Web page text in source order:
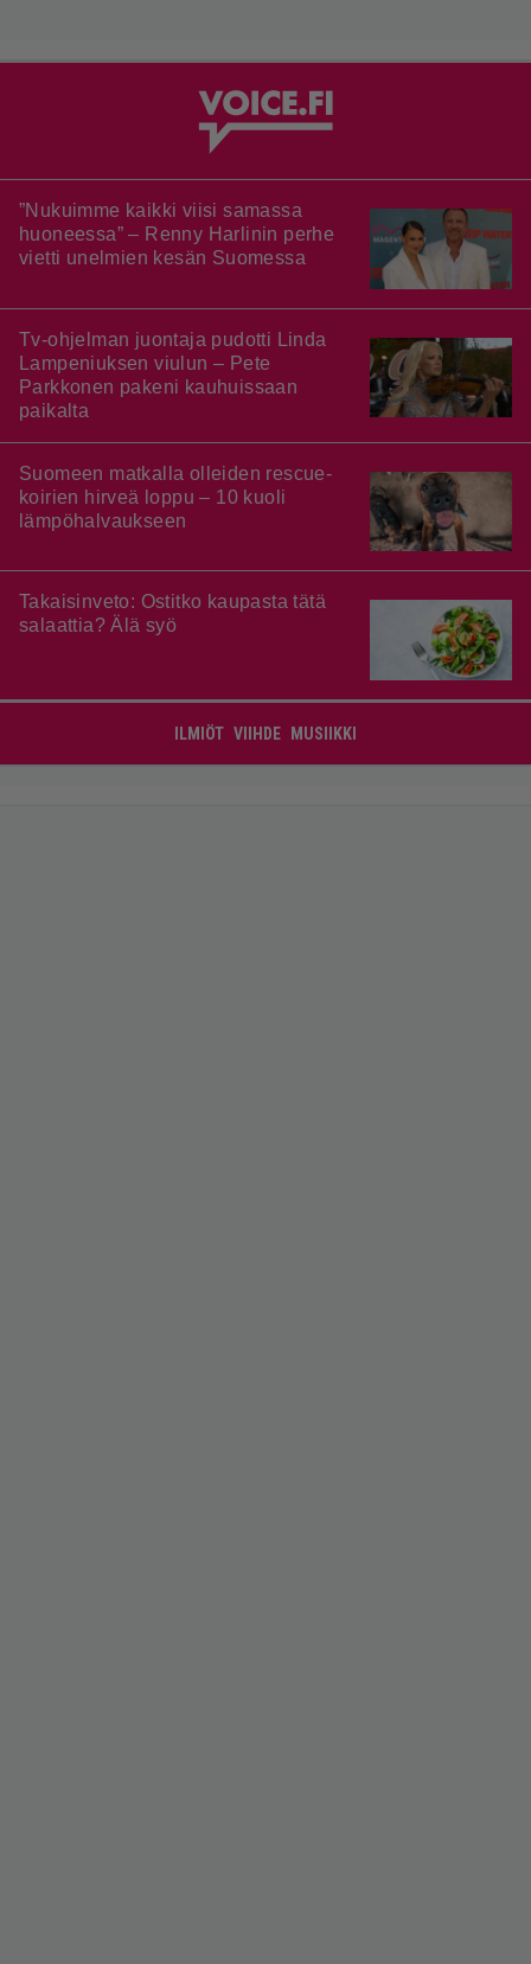
”Nukuimme kaikki viisi samassa
huoneessa” – Renny Harlinin perhe
vietti unelmien kesän Suomessa
Tv-ohjelman juontaja pudotti Linda
Lampeniuksen viulun – Pete
Parkkonen pakeni kauhuissaan
paikalta
Suomeen matkalla olleiden rescue-
koirien hirveä loppu – 10 kuoli
lämpöhalvaukseen
Takaisinveto: Ostitko kaupasta tätä
salaattia? Älä syö
ILMIÖT VIIHDE MUSIIKKI